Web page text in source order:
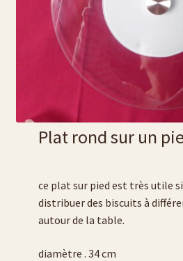
Plat rond sur un
ce plat sur pied est très utile
distribuer des biscuits à
autour de la table.
diamètre . 34 cm